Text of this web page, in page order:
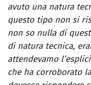
avuto una natura
questo tipo non si
non so nulla di
di natura tecnica,
attendevamo
che ha corroborato